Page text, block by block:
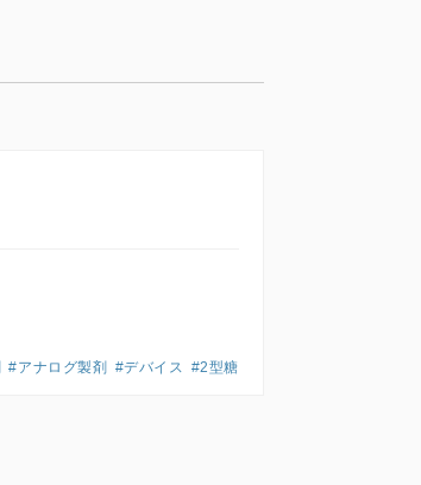
#アナログ製剤 #デバイス #2型糖